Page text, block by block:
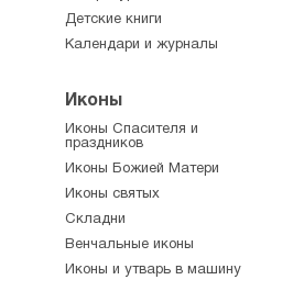
Детские книги
Календари и журналы
Иконы
Иконы Спасителя и
праздников
Иконы Божией Матери
Иконы святых
Складни
Венчальные иконы
Иконы и утварь в машину